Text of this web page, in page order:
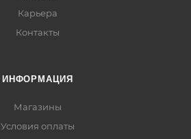
Карьера
Контакты
ИНФОРМАЦИЯ
Магазины
Условия оплаты